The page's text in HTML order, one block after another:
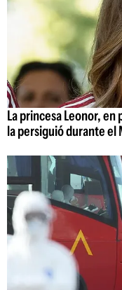
La princesa Leonor,
la persiguió durante el